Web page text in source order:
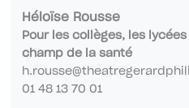
Héloïse Rousse
Pour les collèges, les
champ de la santé
01 48 13 70 01